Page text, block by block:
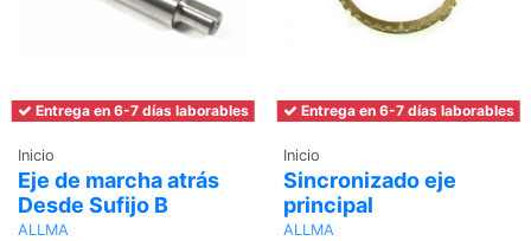
Entrega en 6-7 días laborables
Inicio
Eje de marcha atrás
Desde Sufijo B
ALLMA
Entrega en 6-7 días laborables
Inicio
Sincronizado eje
principal
ALLMA